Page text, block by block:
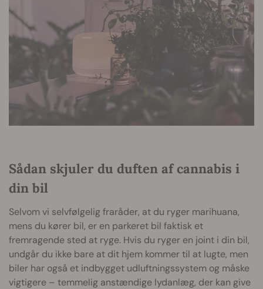
Sådan skjuler du duften af cannabis i
din bil
Selvom vi selvfølgelig fraråder, at du ryger marihuana,
mens du kører bil, er en parkeret bil faktisk et
fremragende sted at ryge. Hvis du ryger en joint i din bil,
undgår du ikke bare at dit hjem kommer til at lugte, men
biler har også et indbygget udluftningssystem og måske
vigtigere – temmelig anstændige lydanlæg, der kan give